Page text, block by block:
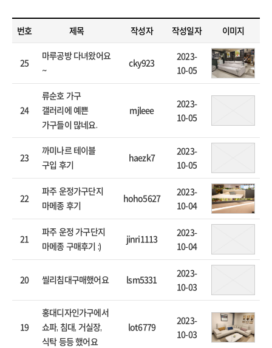
번호 제목 작성자 작성일자 이미지
25
마루공방 다녀왔어요
~
cky923
2023-
10-05
24
류순호 가구
갤러리에 예쁜
가구들이 많네요.
mjleee
2023-
10-05
23
까미나르 테이블
구입 후기
haezk7
2023-
10-05
22
파주 운정가구단지
마메종 후기
hoho5627
2023-
10-04
21
파주 운정 가구단지
마메종 구매후기 :)
jinri1113
2023-
10-04
20 씰리침대구매했어요 lsm5331
2023-
10-03
19
홍대디자인가구에서
쇼파, 침대, 거실장,
식탁 등등 했어요
lot6779
2023-
10-03